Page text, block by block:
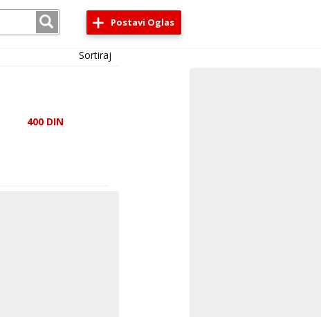
Postavi Oglas
Sortiraj
400 DIN